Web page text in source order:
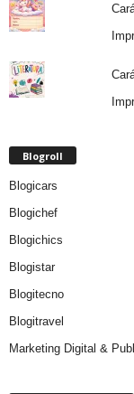
Blogroll
Blogicars
Blogichef
Blogichics
Blogistar
Blogitecno
Blogitravel
Marketing Digital &